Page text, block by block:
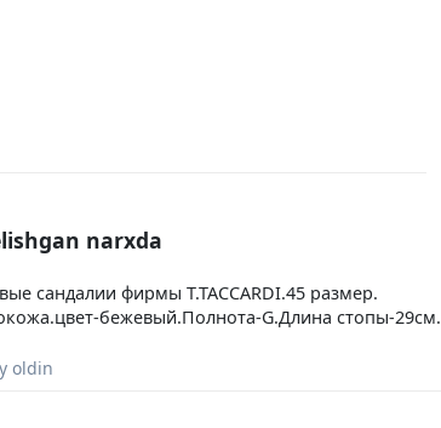
narxda
сандалии фирмы T.TACCARDI.45 размер.
бежевый.Полнота-G.Длина стопы-29см.
oldin